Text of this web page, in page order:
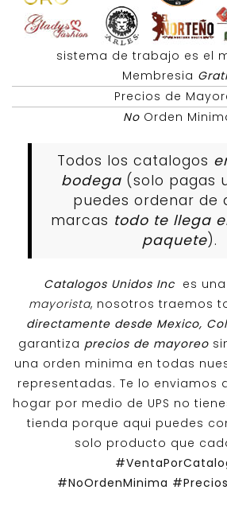
sistema de trabajo es el
Membresia
Precios de
NoOrden
Todos los catalogos
bodega (solo pagas
puedes ordenar de
marcas todo te llega
paquete).
Catalogos Unidos Inc es
mayorista, nosotros traemos
directamente desde Mexico,
garantiza precios de mayoreo
una orden minima en todas
representadas. Te lo enviamos
hogar por medio de UPS no
tienda porque aqui puedes
solo producto que
#NoOrdenMinima